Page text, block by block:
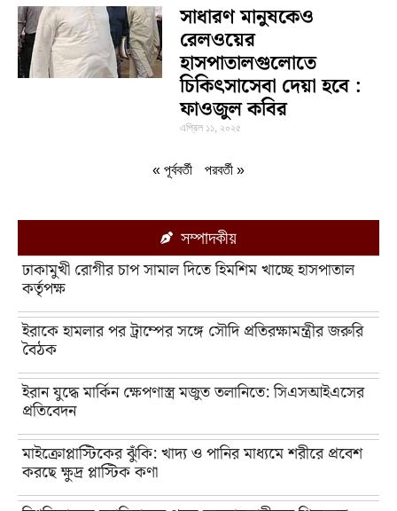
সাধারণ মানুষকেও
রেলওয়ের
হাসপাতালগুলোতে
চিকিৎসাসেবা দেয়া হবে :
ফাওজুল কবির
এপ্রিল ১১, ২০২৫
« পূর্ববর্তী পরবর্তী »
সম্পাদকীয়
ঢাকামুখী রোগীর চাপ সামাল দিতে হিমশিম খাচ্ছে হাসপাতাল
কর্তৃপক্ষ
ইরাকে হামলার পর ট্রাম্পের সঙ্গে সৌদি প্রতিরক্ষামন্ত্রীর জরুরি
বৈঠক
ইরান যুদ্ধে মার্কিন ক্ষেপণাস্ত্র মজুত তলানিতে: সিএসআইএসের
প্রতিবেদন
মাইক্রোপ্লাস্টিকের ঝুঁকি: খাদ্য ও পানির মাধ্যমে শরীরে প্রবেশ
করছে ক্ষুদ্র প্লাস্টিক কণা